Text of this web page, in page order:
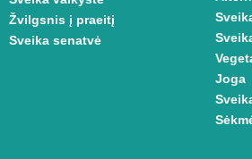
Žvilgsnis į praeitį
Sveika senatvė
Joga